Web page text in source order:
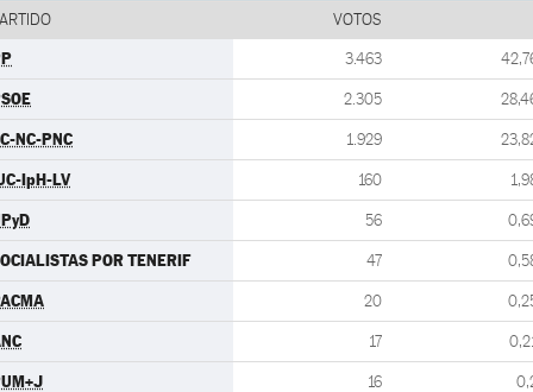
VOTOS
3.463
2.305
NC-PNC 1.929
IpH-LV 160
56
POR TENERIF 47
20
17
16